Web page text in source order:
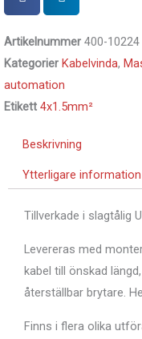
Artikelnummer 400-10224
Kategorier Kabelvinda,
automation
Etikett 4x1.5mm²
Beskrivning
Ytterligare information
Tillverkade i slagtålig
Levereras med
kabel till önskad
återställbar brytare.
Finns i flera olika